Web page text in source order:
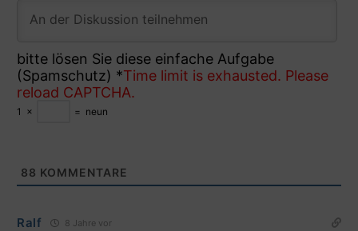
bitte lösen Sie diese einfache Aufgabe
(Spamschutz) *Time limit is exhausted. Please
reload CAPTCHA.
1 × = neun
88 KOMMENTARE
Ralf 8 Jahre vor